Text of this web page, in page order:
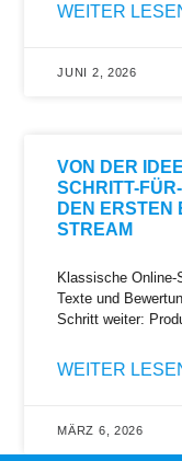
WEITER
JUNI 2, 2026
VON DER
SCHRITT-
DEN ERSTEN
STREAM
Klassische Online-
Texte und
Schritt weiter:
WEITER
MÄRZ 6, 2026